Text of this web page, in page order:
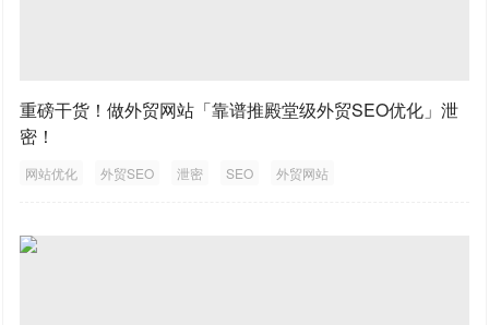
重磅干货！做外贸网站「靠谱推殿堂级外贸SEO优化」泄
密！
网站优化 外贸SEO 泄密 SEO 外贸网站